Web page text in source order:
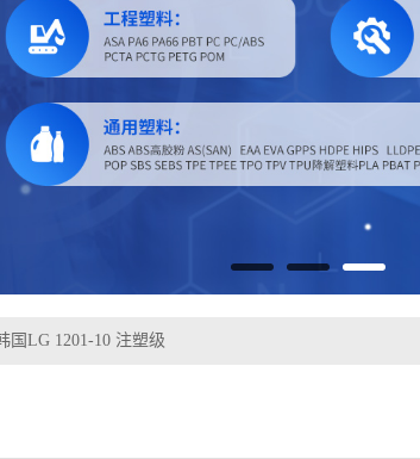
国LG 1201-10 注塑级